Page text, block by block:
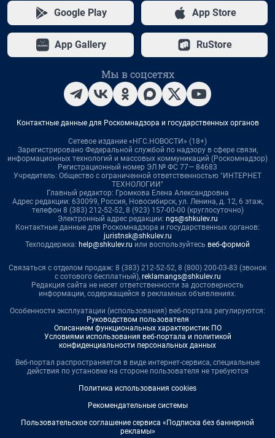
Google Play App Store
App Gallery RuStore
Мы в соцсетях
Контактные данные для Роскомнадзора и государственных органов
Сетевое издание «НГС.НОВОСТИ» (18+)
Зарегистрировано Федеральной службой по надзору в сфере связи,
информационных технологий и массовых коммуникаций (Роскомнадзор)
Регистрационный номер ЭЛ № ФС 77— 84683
Учредитель: Общество с ограниченной ответственностью "ИНТЕРНЕТ
ТЕХНОЛОГИИ"
Главный редактор: Громкова Елена Александровна
Адрес редакции: 630099, Россия, Новосибирск, ул. Ленина, д. 12, 6 этаж,
телефон 8 (383) 212-52-52, 8 (923) 157-00-00 (круглосуточно)
Электронный адрес редакции: ngs@shkulev.ru
Контактные данные для Роскомнадзора и государственных органов:
juristnsk@shkulev.ru
Техподдержка: help@shkulev.ru или воспользуйтесь веб-формой
Связаться с отделом продаж: 8 (383) 212-52-52, 8 (800) 200-03-83 (звонок
с сотового бесплатный), reklamangs@shkulev.ru
Редакция сайта не несет ответственности за достоверность
информации, содержащейся в рекламных объявлениях.
Особенности эксплуатации (использования) веб-портала регулируются:
Руководством пользователя
Описанием функциональных характеристик ПО
Условиями использования веб-портала и политикой
конфиденциальности персональных данных
Веб-портал распространяется в виде интернет-сервиса, специальные
действия по установке на стороне пользователя не требуются
Политика использования cookies
Рекомендательные системы
Пользовательское соглашение сервиса «Подписка без баннерной
рекламы»